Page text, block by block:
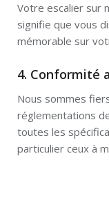
Votre escalier sur
signifie que vous
mémorable sur
4. Conformité
Nous sommes
réglementations
toutes les
particulier ceux à